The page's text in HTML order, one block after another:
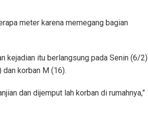
meter karena memegang bagian
kejadian itu berlangsung pada Senin (6/2)
korban M (16).
dan dijemput lah korban di rumahnya,”